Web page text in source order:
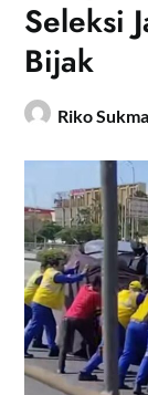
Seleksi
Bijak
Riko